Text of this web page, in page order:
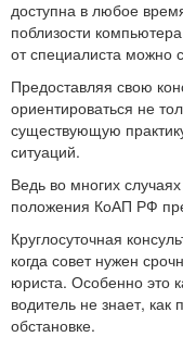
доступна в любое
поблизости
от специалиста
Предоставляя свою
ориентироваться не
существующую
ситуаций.
Ведь во многих
положения КоАП РФ
Круглосуточная
когда совет нужен
юриста. Особенно это
водитель не знает,
обстановке.